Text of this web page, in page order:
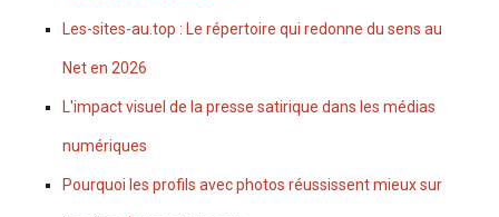
Les-sites-au.top : Le répertoire qui redonne du sens au
Net en 2026
L'impact visuel de la presse satirique dans les médias
numériques
Pourquoi les profils avec photos réussissent mieux sur